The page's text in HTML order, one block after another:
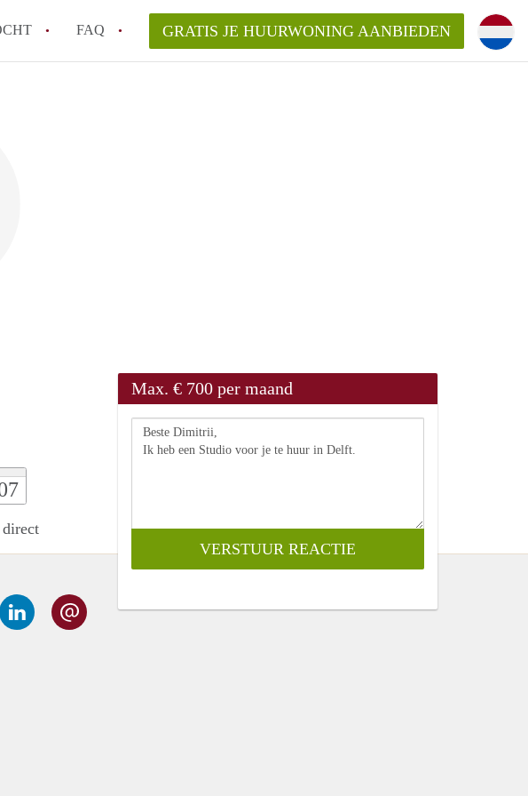
FAQ
van HuurwoningDelft?
makelaarsvergoeding/bemiddelingsvergoeding?
vragen
GRATIS JE HUURWONING AANBIEDEN
direct
Max. € 700 per maand